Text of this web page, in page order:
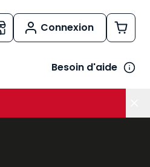
Connexion
Besoin d'aide